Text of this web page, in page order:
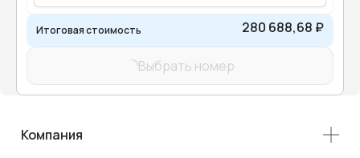
Итоговая стоимость 280 688,68 ₽
Выбрать номер
Компания